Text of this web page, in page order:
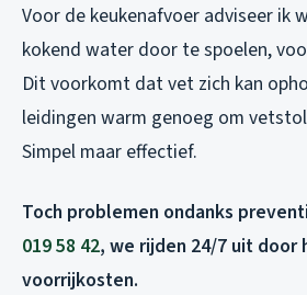
Voor de keukenafvoer adviseer ik
kokend water door te spoelen,
Dit voorkomt dat vet zich kan
leidingen warm genoeg om
Simpel maar effectief.
Toch problemen ondanks
019 58 42, we rijden 24/7 uit door
voorrijkosten.